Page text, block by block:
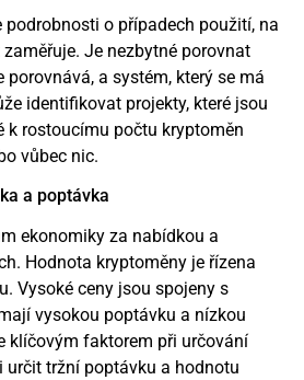
podrobnosti o případech použití, na
Je nezbytné porovnat
porovnává, a systém, který se má
identifikovat projekty, které jsou
k rostoucímu počtu kryptoměn
vůbec nic.
a poptávka
ekonomiky za nabídkou a
Hodnota kryptoměny je řízena
Vysoké ceny jsou spojeny s
vysokou poptávku a nízkou
klíčovým faktorem při určování
určit tržní poptávku a hodnotu